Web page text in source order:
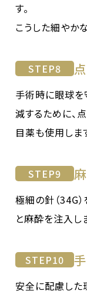
す。
こうした細やか
STEP8
手術時に眼球
減するために、
目薬も使用しま
STEP9
極細の針（34G
と麻酔を注入し
STEP10
安全に配慮した